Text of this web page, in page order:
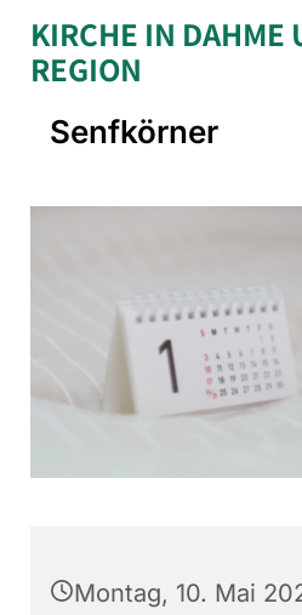
KIRCHE IN DAHME
REGION
Senfkörner
Montag, 10. Mai